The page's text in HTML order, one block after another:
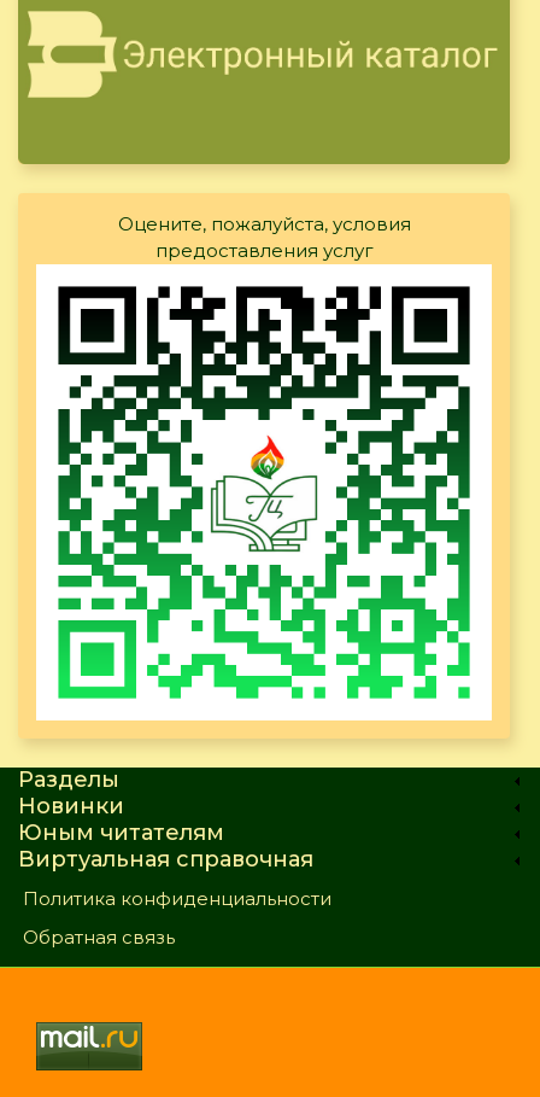
Оцените, пожалуйста, условия
предоставления услуг
Разделы
Новинки
Юным читателям
Виртуальная справочная
Политика конфиденциальности
Обратная связь